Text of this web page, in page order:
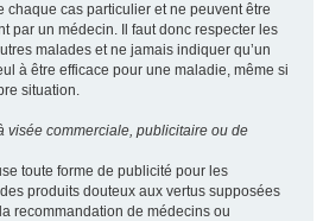
chaque cas particulier et ne peuvent être
par un médecin. Il faut donc respecter les
malades et ne jamais indiquer qu’un
à être efficace pour une maladie, même si
situation.
visée commerciale, publicitaire ou de
toute forme de publicité pour les
produits douteux aux vertus supposées
recommandation de médecins ou